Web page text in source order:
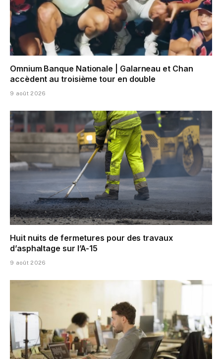
Omnium Banque Nationale | Galarneau et Chan
accèdent au troisième tour en double
9 août 2026
Huit nuits de fermetures pour des travaux
d’asphaltage sur l’A-15
9 août 2026